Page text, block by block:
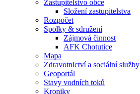
Zastupitelstvo obce
Složení zastupitelstva
Rozpočet
Spolky & sdružení
Zájmová činnost
AFK Chotutice
Mapa
Zdravotnictví a sociální služby
Geoportál
Stavy vodních toků
Kroniky